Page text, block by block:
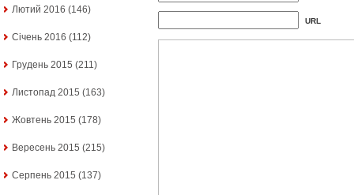
Лютий 2016 (146)
Січень 2016 (112)
Грудень 2015 (211)
Листопад 2015 (163)
Жовтень 2015 (178)
Вересень 2015 (215)
Серпень 2015 (137)
URL